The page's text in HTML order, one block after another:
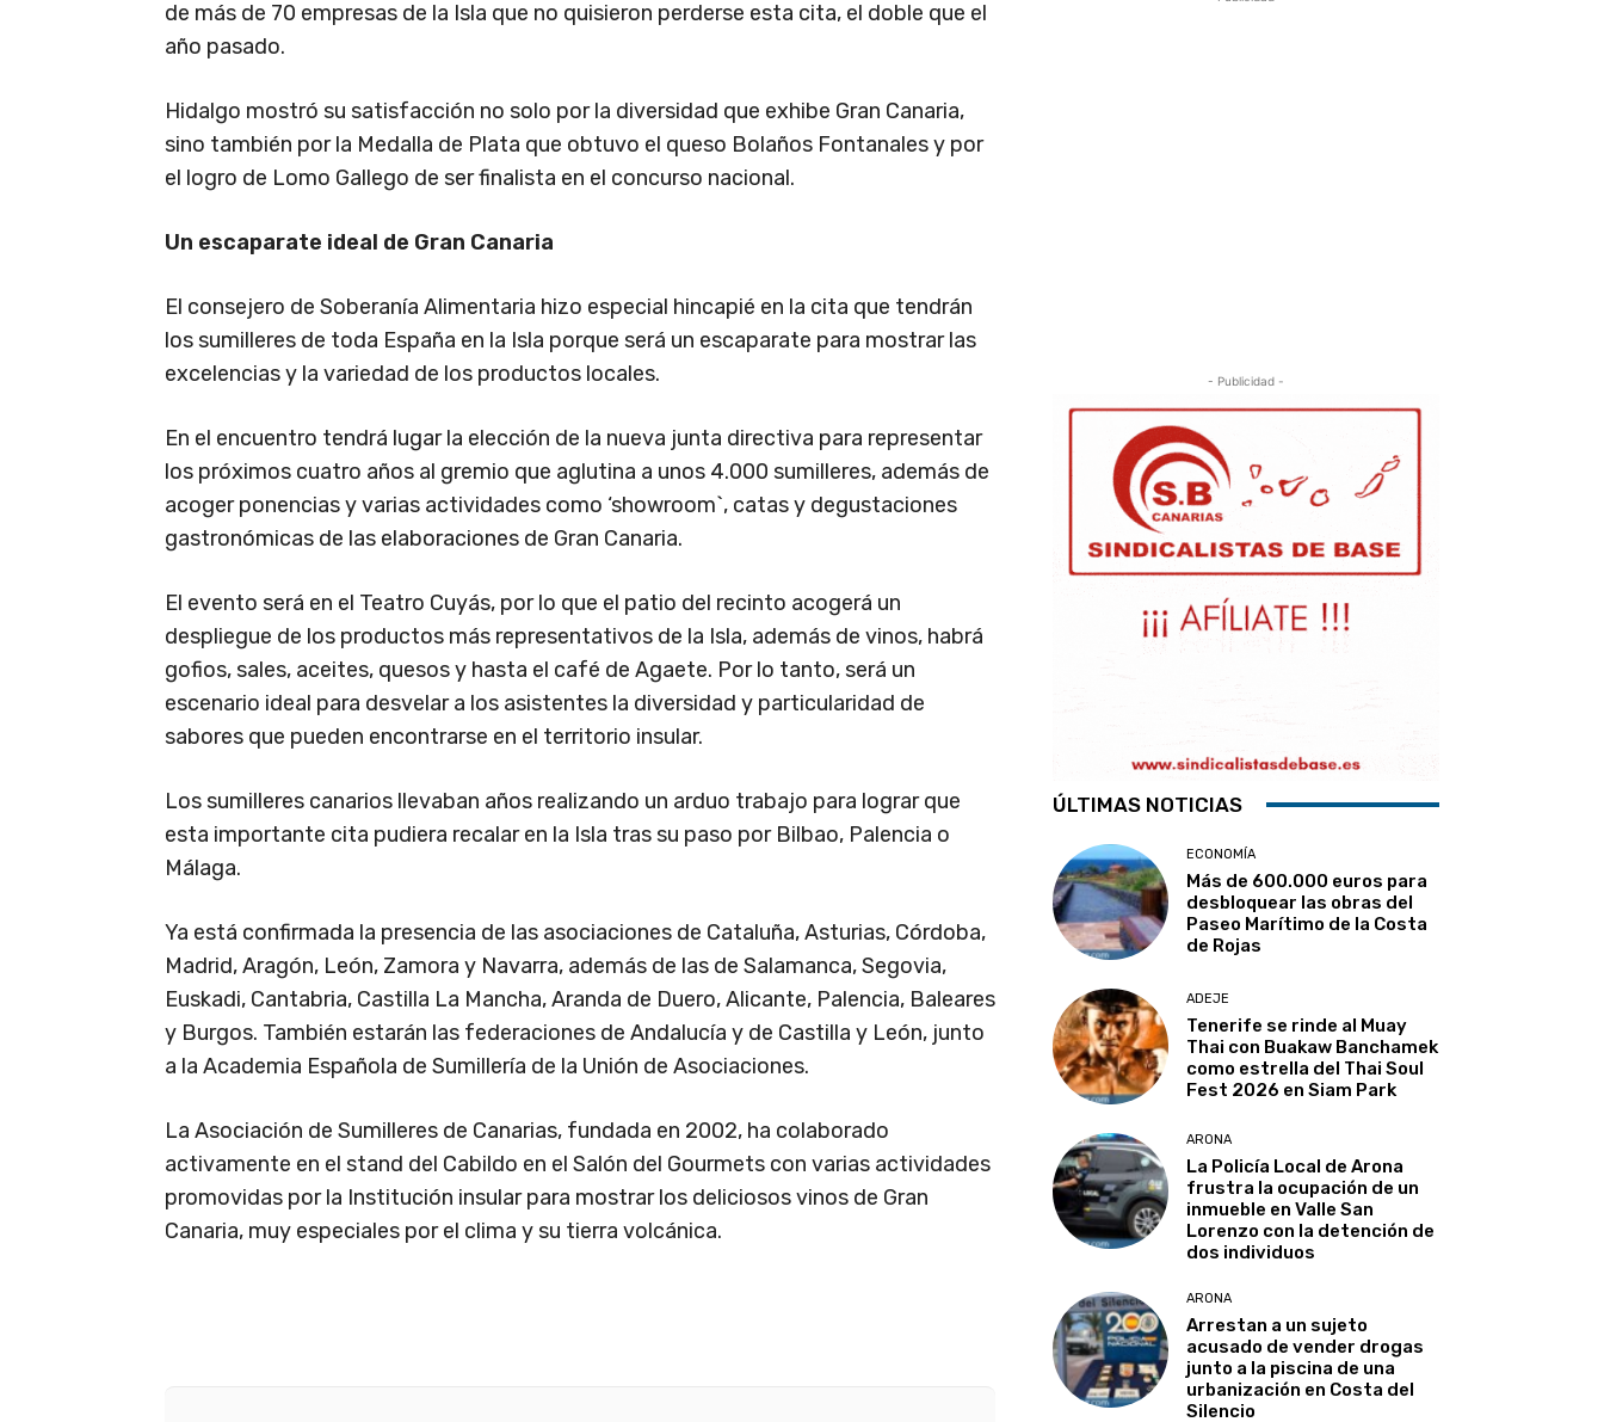
de más de 70 empresas de la Isla que no quisieron perderse esta cita, el doble que el
año pasado.
Hidalgo mostró su satisfacción no solo por la diversidad que exhibe Gran Canaria,
sino también por la Medalla de Plata que obtuvo el queso Bolaños Fontanales y por
el logro de Lomo Gallego de ser finalista en el concurso nacional.
Un escaparate ideal de Gran Canaria
El consejero de Soberanía Alimentaria hizo especial hincapié en la cita que tendrán
los sumilleres de toda España en la Isla porque será un escaparate para mostrar las
excelencias y la variedad de los productos locales.
En el encuentro tendrá lugar la elección de la nueva junta directiva para representar
los próximos cuatro años al gremio que aglutina a unos 4.000 sumilleres, además de
acoger ponencias y varias actividades como ‘showroom`, catas y degustaciones
gastronómicas de las elaboraciones de Gran Canaria.
El evento será en el Teatro Cuyás, por lo que el patio del recinto acogerá un
despliegue de los productos más representativos de la Isla, además de vinos, habrá
gofios, sales, aceites, quesos y hasta el café de Agaete. Por lo tanto, será un
escenario ideal para desvelar a los asistentes la diversidad y particularidad de
sabores que pueden encontrarse en el territorio insular.
Los sumilleres canarios llevaban años realizando un arduo trabajo para lograr que
esta importante cita pudiera recalar en la Isla tras su paso por Bilbao, Palencia o
Málaga.
Ya está confirmada la presencia de las asociaciones de Cataluña, Asturias, Córdoba,
Madrid, Aragón, León, Zamora y Navarra, además de las de Salamanca, Segovia,
Euskadi, Cantabria, Castilla La Mancha, Aranda de Duero, Alicante, Palencia, Baleares
y Burgos. También estarán las federaciones de Andalucía y de Castilla y León, junto
a la Academia Española de Sumillería de la Unión de Asociaciones.
La Asociación de Sumilleres de Canarias, fundada en 2002, ha colaborado
activamente en el stand del Cabildo en el Salón del Gourmets con varias actividades
promovidas por la Institución insular para mostrar los deliciosos vinos de Gran
Canaria, muy especiales por el clima y su tierra volcánica.
- Publicidad -
ÚLTIMAS NOTICIAS
ECONOMÍA
Más de 600.000 euros para
desbloquear las obras del
Paseo Marítimo de la Costa
de Rojas
ADEJE
Tenerife se rinde al Muay
Thai con Buakaw Banchamek
como estrella del Thai Soul
Fest 2026 en Siam Park
ARONA
La Policía Local de Arona
frustra la ocupación de un
inmueble en Valle San
Lorenzo con la detención de
dos individuos
ARONA
Arrestan a un sujeto
acusado de vender drogas
junto a la piscina de una
urbanización en Costa del
Silencio